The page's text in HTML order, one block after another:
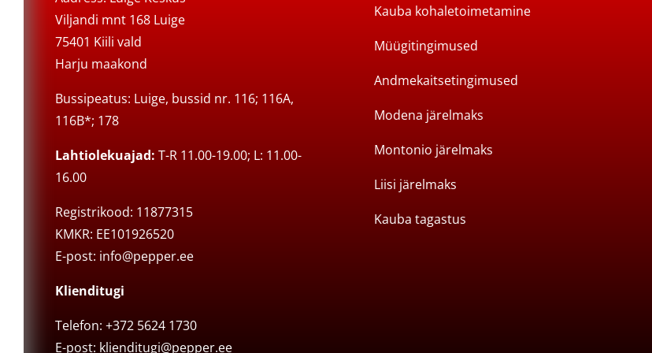
Viljandi mnt 168 Luige
75401 Kiili vald
Harju maakond
Bussipeatus: Luige, bussid nr. 116; 116A,
116B*; 178
Lahtiolekuajad: T-R 11.00-19.00; L: 11.00-
16.00
Registrikood: 11877315
KMKR: EE101926520
E-post: info@pepper.ee
Klienditugi
Telefon: +372 5624 1730
E-post: klienditugi@pepper.ee
Kauba kohaletoimetamine
Müügitingimused
Andmekaitsetingimused
Modena järelmaks
Montonio järelmaks
Liisi järelmaks
Kauba tagastus